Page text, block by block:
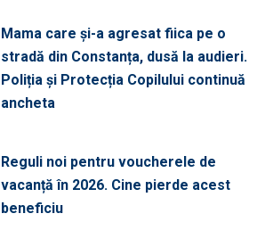
Mama care și-a agresat fiica pe o
stradă din Constanța, dusă la audieri.
Poliția și Protecția Copilului continuă
ancheta
Reguli noi pentru voucherele de
vacanță în 2026. Cine pierde acest
beneficiu